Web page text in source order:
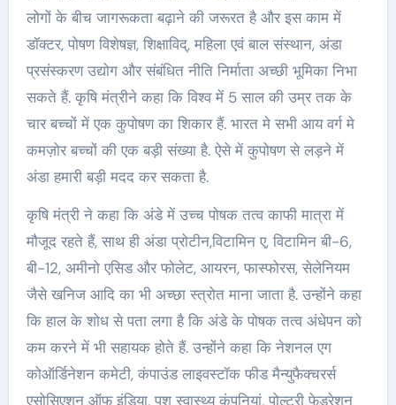
लोगों के बीच जागरूकता बढ़ाने की जरूरत है और इस काम में
डॉक्टर, पोषण विशेषज्ञ, शिक्षाविद्, महिला एवं बाल संस्थान, अंडा
प्रसंस्करण उद्योग और संबंधित नीति निर्माता अच्छी भूमिका निभा
सकते हैं. कृषि मंत्रीने कहा कि विश्व में 5 साल की उम्र तक के
चार बच्चों में एक कुपोषण का शिकार हैं. भारत मे सभी आय वर्ग मे
कमज़ोर बच्चों की एक बड़ी संख्या है. ऐसे में कुपोषण से लड़ने में
अंडा हमारी बड़ी मदद कर सकता है.
कृषि मंत्री ने कहा कि अंडे में उच्च पोषक तत्व काफी मात्रा में
मौजूद रहते हैं, साथ ही अंडा प्रोटीन,विटामिन ए, विटामिन बी-6,
बी-12, अमीनो एसिड और फोलेट, आयरन, फास्फोरस, सेलेनियम
जैसे खनिज आदि का भी अच्छा स्त्रोत माना जाता है. उन्होंने कहा
कि हाल के शोध से पता लगा है कि अंडे के पोषक तत्व अंधेपन को
कम करने में भी सहायक होते हैं. उन्होंने कहा कि नेशनल एग
कोऑर्डिनेशन कमेटी, कंपाउंड लाइवस्टॉक फीड मैन्युफैक्चरर्स
एसोसिएशन ऑफ इंडिया, पशु स्वास्थ्य कंपनियां, पोल्ट्री फेडरेशन